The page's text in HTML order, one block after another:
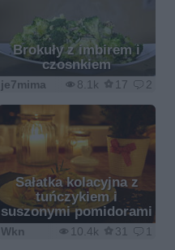
Brokuły z imbirem i
czosnkiem
8.1k 17 2
je7mima
Sałatka kolacyjna z
tuńczykiem i
suszonymi pomidorami
10.4k 31 1
Wkn